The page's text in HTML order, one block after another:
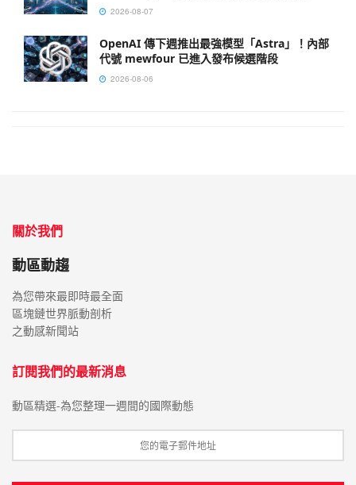
2026-08-07
OpenAI 傳下週推出最強模型「Astra」！內部
代號 mewfour 已進入發布候選階段
2026-08-06
關於我們
動區動趨
為您帶來最即時最全面
區塊鏈世界脈動剖析
之動感新聞站
訂閱我們的最新消息
動區精選-為您整理一週間的國際動態